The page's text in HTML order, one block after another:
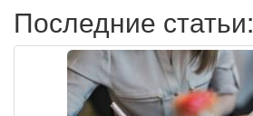
Последние статьи: